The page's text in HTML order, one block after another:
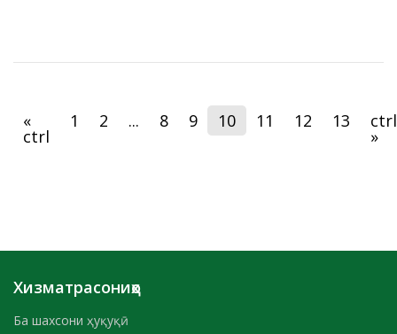
«
ctrl
1 2 ... 8 9 10 11 12 13 ctrl
»
Хизматрасониҳо
Ба шахсони ҳуқуқӣ